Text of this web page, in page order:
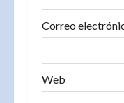
t
r
a
Correo
Web